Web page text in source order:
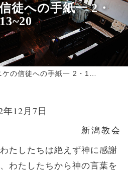
徒への手紙一 2・
テサロニケの信徒への手紙一 2・13~20
年12月7日
新潟教会
たしたちは絶えず神に感謝
わたしたちから神の言葉を